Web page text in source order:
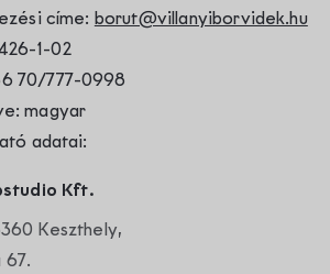
címe: borut@villanyiborvidek.hu
1-02
70/777-0998
magyar
adatai:
Kft.
Keszthely,
67.